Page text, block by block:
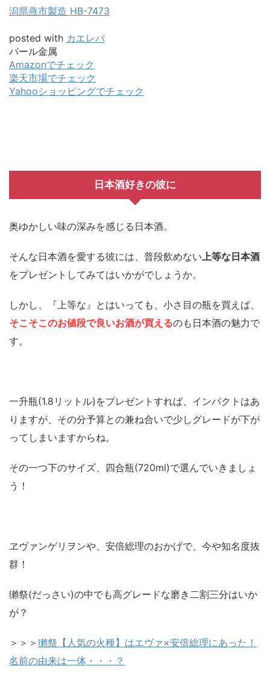
潟県燕市製造 HB-7473
posted with カエレバ
パール金属
Amazonでチェック
楽天市場でチェック
Yahooショッピングでチェック
日本酒好きの彼に
奥ゆかしい味の深みを感じる日本酒。
そんな日本酒を愛する彼には、普段飲めない上等な日本酒
をプレゼントしてみてはいかがでしょうか。
しかし、『上等な』とはいっても、小さ目の瓶を買えば、
そこそこのお値段で良いお酒が買えるのも日本酒の魅力で
す。
一升瓶(1.8リットル)をプレゼントすれば、インパクトはあ
りますが、その分予算との兼ね合いで少しグレードが下が
ってしまいますからね。
その一つ下のサイズ、四合瓶(720ml)で選んでいきましょ
う！
ヱヴァンゲリヲンや、安倍総理のおかげで、今や知名度抜
群！
獺祭(だっさい)の中でも高グレードな磨き二割三分はいか
が？
＞＞＞ 獺祭【人気の火種】はエヴァ×安倍総理にあった！
名前の由来は一体・・・？